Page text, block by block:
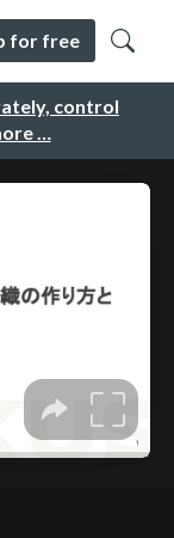
control
…
for free